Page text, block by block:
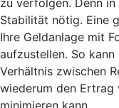
Stabilität nötig. Eine
Ihre Geldanlage mit
aufzustellen. So
Verhältnis zwischen
wiederum den Ertrag
minimieren kann.